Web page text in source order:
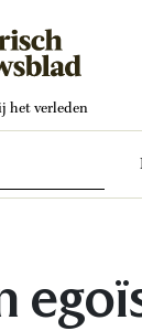
het verleden